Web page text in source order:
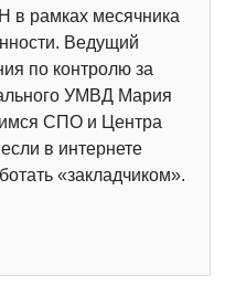
рамках месячника
Ведущий
по контролю за
УМВД Мария
СПО и Центра
в интернете
«закладчиком».